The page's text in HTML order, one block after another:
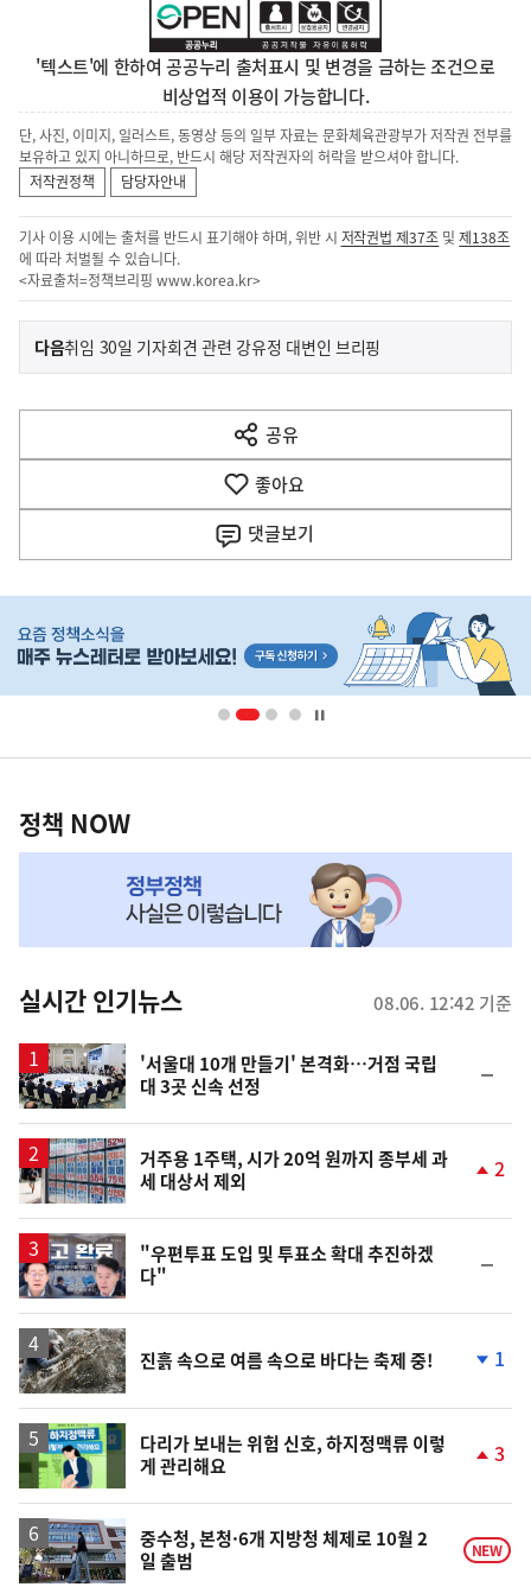
'텍스트'에 한하여 공공누리 출처표시 및 변경을 금하는 조건으로
비상업적 이용이 가능합니다.
단, 사진, 이미지, 일러스트, 동영상 등의 일부 자료는 문화체육관광부가 저작권 전부를
보유하고 있지 아니하므로, 반드시 해당 저작권자의 허락을 받으셔야 합니다.
저작권정책
담당자안내
기사 이용 시에는 출처를 반드시 표기해야 하며, 위반 시 저작권법 제37조 및제138조
에 따라 처벌될 수 있습니다.
<자료출처=정책브리핑 www.korea.kr>
이
전
다
음
다음기
사
취임 30일 기자회견 관련 강유정 대변인 브리핑
공유
열
기
좋아요
댓글보기
단
영
책
NOW,
뉴
스
정책 NOW
실시간 인기뉴스 08.06. 12:42 기준
'서울대 10개 만들기' 본격화…거점 국립
대 3곳 신속 선정
일
거주용 1주택, 시가 20억 원까지 종부세 과
세 대상서 제외
상
2
영
상
"우편투표 도입 및 투표소 확대 추진하겠
다"
일
진흙 속으로 여름 속으로 바다는 축제 중!
하
1
다리가 보내는 위험 신호, 하지정맥류 이렇
게 관리해요
상
승
3
중수청, 본청·6개 지방청 체제로 10월 2
일 출범
NEW